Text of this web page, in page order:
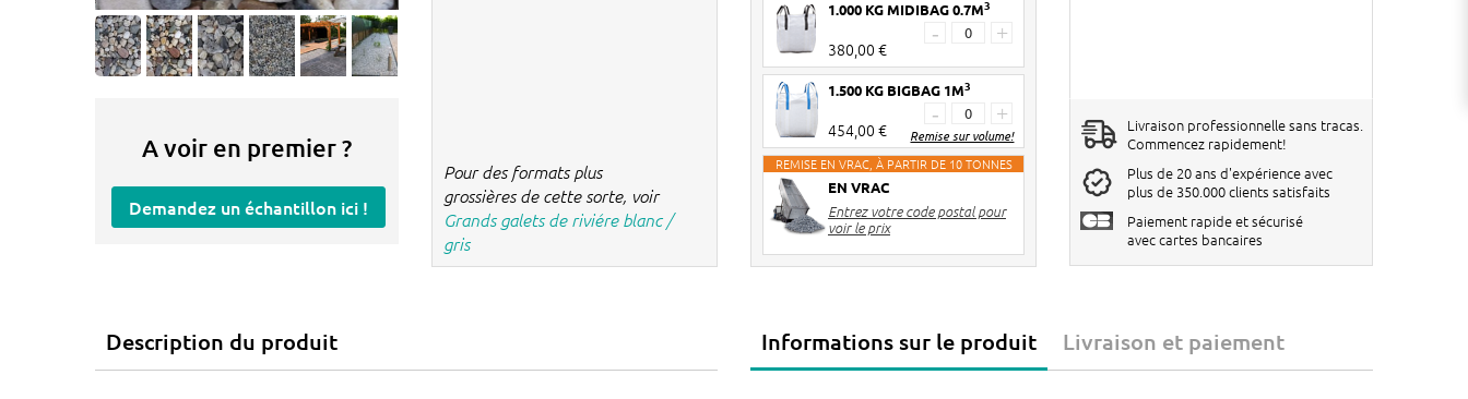
A voir en premier ?
Demandez un échantillon ici !
Pour des formats plus
grossières de cette sorte, voir
Grands galets de riviére blanc /
gris
1.000 KG MIDIBAG 0.7M3
380,00 €
- +
1.500 KG BIGBAG 1M3
454,00 €
- +
Remise sur volume!
2 pièces
€ 20 de réduction par big bag
3-4 pièces € 40 de réduction par big bag
€ 60 de réduction par big bag
REMISE EN VRAC, À PARTIR DE 10 TONNES
EN VRAC
Entrez votre code postal pour
voir le prix
Livraison professionnelle sans tracas.
Commencez rapidement!
Plus de 20 ans d'expérience avec
plus de 350.000 clients satisfaits
Paiement rapide et sécurisé
avec cartes bancaires
Description du produit Informations sur le produit Livraison et paiement